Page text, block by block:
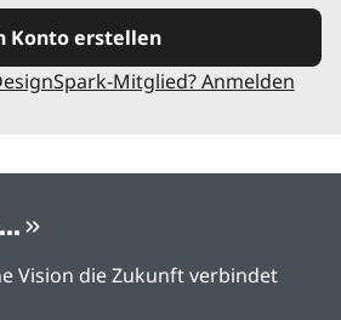
Konto erstellen
Mitglied? Anmelden
Vision die Zukunft verbindet